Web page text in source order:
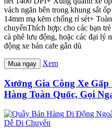
vách ngăn bên trong khung sắt
14mm mạ kẽm chống rỉ sét+
chuyểnThích hợp: cho các bạn
cà phê lưu động, hoặc các đại lý
động xe bán cafe gắn dù
Mua ngay Xem
Xưởng Gia Công Xe
Hàng Toàn Quốc, Gọi